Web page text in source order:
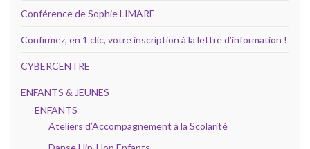
Conférence de Sophie LIMARE
Confirmez, en 1 clic, votre inscription à la lettre d’information !
CYBERCENTRE
ENFANTS & JEUNES
ENFANTS
Ateliers d’Accompagnement à la Scolarité